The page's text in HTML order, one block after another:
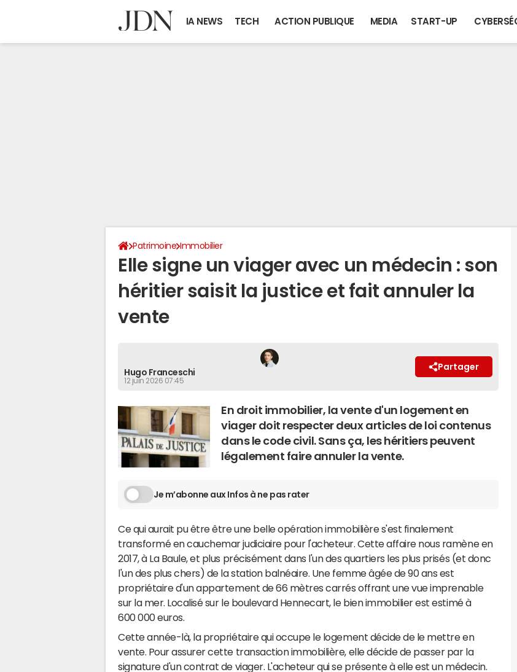
IA NEWS TECH ACTION PUBLIQUE MEDIA START-UP
Patrimoine Immobilier
Elle signe un viager avec un médecin : son
héritier saisit la justice et fait annuler la
vente
Hugo Franceschi
12 juin 2026 07:45
Partager
En droit immobilier, la vente d'un logement en
viager doit respecter deux articles de loi contenus
dans le code civil. Sans ça, les héritiers peuvent
légalement faire annuler la vente.
Je m’abonne aux Infos à ne pas rater
Ce qui aurait pu être être une belle opération immobilière s'est finalement
transformé en cauchemar judiciaire pour l'acheteur. Cette affaire nous ramène en
2017, à La Baule, et plus précisément dans l'un des quartiers les plus prisés (et donc
l'un des plus chers) de la station balnéaire. Une femme âgée de 90 ans est
propriétaire d'un appartement de 66 mètres carrés offrant une vue imprenable
sur la mer. Localisé sur le boulevard Hennecart, le bien immobilier est estimé à
600 000 euros.
Cette année-là, la propriétaire qui occupe le logement décide de le mettre en
vente. Pour assurer cette transaction immobilière, elle décide de passer par la
signature d'un contrat de viager. L'acheteur qui se présente à elle est un médecin.